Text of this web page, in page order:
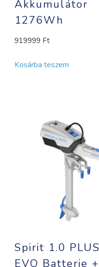
Akkumulátor
1276Wh
919999 Ft
Kosárba teszem
Spirit 1.0
EVO Batterie